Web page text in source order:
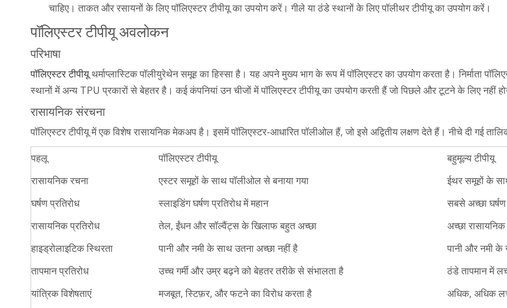
चाहिए। ताकत और रसायनों के लिए पॉलिएस्टर टीपीयू का उपयोग करें। गीले या ठंडे स्थानों के लिए पॉलीथर टीपीयू का उपयोग करें।
पॉलिएस्टर टीपीयू अवलोकन
परिभाषा
पॉलिएस्टर टीपीयूथर्माप्लास्टिक पॉलीयुरेथेन समूह का हिस्सा है। यह अपने मुख्य भाग के रूप में पॉलिएस्टर का उपयोग करता है। निर्माता
स्थानों में अन्य TPU प्रकारों से बेहतर है। कई कंपनियां उन चीजों में पॉलिएस्टर टीपीयू का उपयोग करती हैं जो पिछले और टूटने के लिए नहीं
रासायनिक संरचना
पॉलिएस्टर टीपीयू में एक विशेष रासायनिक मेकअप है। इसमें पॉलिएस्टर-आधारित पॉलीओल हैं, जो इसे अद्वितीय लक्षण देते हैं। नीचे दी गई
पहलू
पॉलिएस्टर टीपीयू
बहुमूल्य टीपीयू
रासायनिक रचना
एस्टर समूहों के साथ पॉलीओल से बनाया गया
ईथर समूहों के
घर्षण प्रतिरोध
स्लाइडिंग घर्षण प्रतिरोध में महान
सबसे अच्छा
रासायनिक प्रतिरोध
तेल, ईंधन और सॉल्वैंट्स के खिलाफ बहुत अच्छा
अच्छा
हाइड्रोलाइटिक स्थिरता
पानी और नमी के साथ उतना अच्छा नहीं है
पानी और नमी
तापमान प्रतिरोध
उच्च गर्मी और उम्र बढ़ने को बेहतर तरीके से संभालता है
ठंडे तापमान में
यांत्रिक विशेषताएं
मजबूत, स्टिफ़र, और फटने का विरोध करता है
अधिक, अधिक